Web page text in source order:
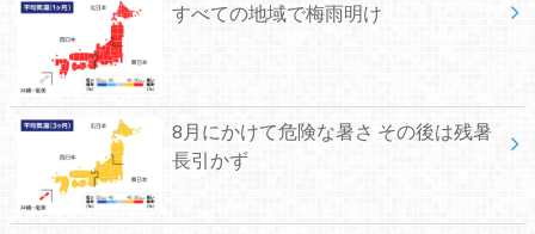
すべての地域で梅雨明け
8月にかけて危険な暑さ その後は残暑
長引かず